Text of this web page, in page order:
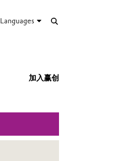
Languages
加入赢创